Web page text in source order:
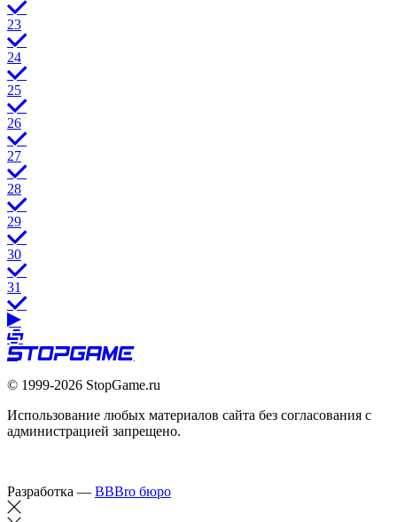
23
24
25
26
27
28
29
30
31
© 1999-2026 StopGame.ru
Использование любых материалов сайта без согласования с
администрацией запрещено.
Разработка — BBBro бюро